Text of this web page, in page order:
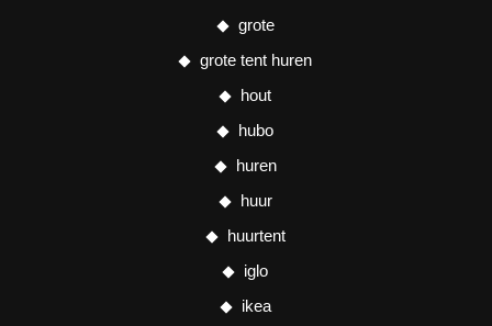
grote
grote tent huren
hout
hubo
huren
huur
huurtent
iglo
ikea